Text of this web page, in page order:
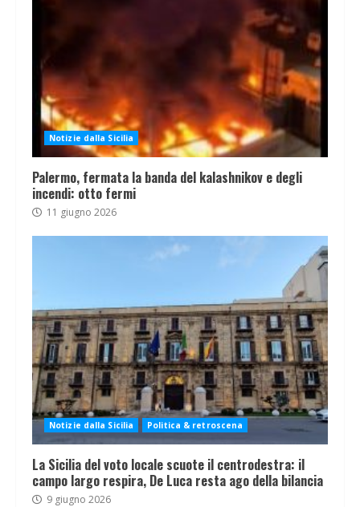
Notizie dalla Sicilia
Palermo, fermata la banda del kalashnikov e degli
incendi: otto fermi
11 giugno 2026
Notizie dalla Sicilia Politica & retroscena
La Sicilia del voto locale scuote il centrodestra: il
campo largo respira, De Luca resta ago della bilancia
9 giugno 2026